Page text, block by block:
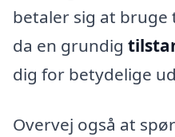
betaler sig at bruge
da en grundig
dig for betydelige
Overvej også at